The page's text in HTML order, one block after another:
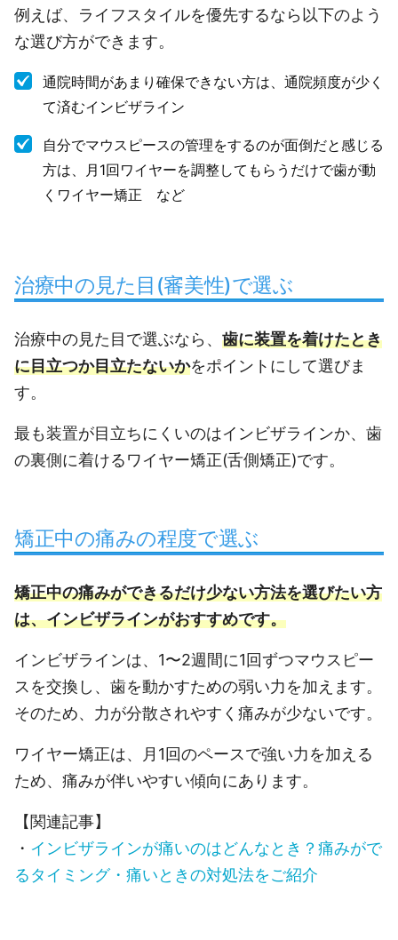
例えば、ライフスタイルを優先するなら以下のよう
な選び方ができます。
通院時間があまり確保できない方は、通院頻度が少く
て済むインビザライン
自分でマウスピースの管理をするのが面倒だと感じる
方は、月1回ワイヤーを調整してもらうだけで歯が動
くワイヤー矯正 など
治療中の見た目(審美性)で選ぶ
治療中の見た目で選ぶなら、 歯に装置を着けたとき
に目立つか目立たないかをポイントにして選びま
す。
最も装置が目立ちにくいのはインビザラインか、歯
の裏側に着けるワイヤー矯正(舌側矯正)です。
矯正中の痛みの程度で選ぶ
矯正中の痛みができるだけ少ない方法を選びたい方
は、インビザラインがおすすめです。
インビザラインは、1〜2週間に1回ずつマウスピー
スを交換し、歯を動かすための弱い力を加えます。
そのため、力が分散されやすく痛みが少ないです。
ワイヤー矯正は、月1回のペースで強い力を加える
ため、痛みが伴いやすい傾向にあります。
【関連記事】
・ インビザラインが痛いのはどんなとき？痛みがで
るタイミング・痛いときの対処法をご紹介